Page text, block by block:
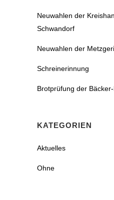
Neuwahlen der
Schwandorf
Neuwahlen der
Schreinerinnung
Brotprüfung der
KATEGORIEN
Aktuelles
Ohne